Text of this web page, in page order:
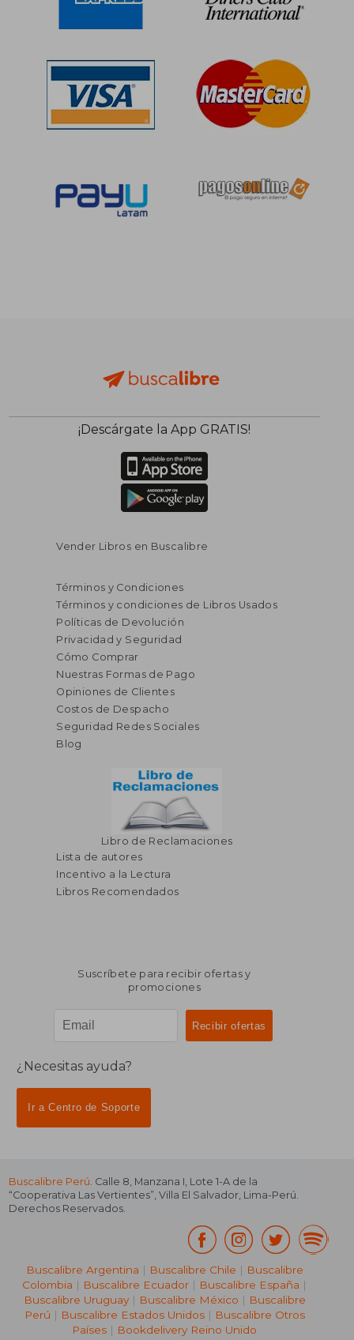
¡Descárgate la App GRATIS!
Vender Libros en Buscalibre
Términos y Condiciones
Términos y condiciones de Libros Usados
Políticas de Devolución
Privacidad y Seguridad
Cómo Comprar
Nuestras Formas de Pago
Opiniones de Clientes
Costos de Despacho
Seguridad Redes Sociales
Blog
Libro de Reclamaciones
Lista de autores
Incentivo a la Lectura
Libros Recomendados
Suscríbete para recibir ofertas y
promociones
¿Necesitas ayuda?
Ir a Centro de Soporte
Buscalibre Perú . Calle 8, Manzana I, Lote 1-A de la
“Cooperativa Las Vertientes”, Villa El Salvador, Lima-Perú.
Derechos Reservados.
Buscalibre Argentina | Buscalibre Chile | Buscalibre
Colombia | Buscalibre Ecuador | Buscalibre España |
Buscalibre Uruguay| Buscalibre México | Buscalibre
Perú | Buscalibre Estados Unidos| Buscalibre Otros
Países | Bookdelivery Reino Unido